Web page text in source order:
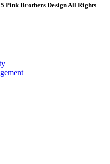
Pink Brothers Design All Rights